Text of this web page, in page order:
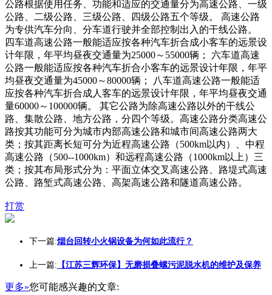
公路根据使用任务、功能和适应的交通量分为高速公路、一级
公路、二级公路、三级公路、四级公路五个等级。 高速公路
为专供汽车分向、分车道行驶并全部控制出入的干线公路。
四车道高速公路一般能适应按各种汽车折合成小客车的远景设
计年限，年平均昼夜交通量为25000～55000辆； 六车道高速
公路一般能适应按各种汽车折合小客车的远景设计年限，年平
均昼夜交通量为45000～80000辆； 八车道高速公路一般能适
应按各种汽车折合成人客车的远景设计年限，年平均昼夜交通
量60000～100000辆。 其它公路为除高速公路以外的干线公
路、集散公路、地方公路，分四个等级。高速公路分类高速公
路按其功能可分为城市内部高速公路和城市间高速公路两大
类；按其距离长短可分为近程高速公路（500km以内）、中程
高速公路（500--1000km）和远程高速公路（1000km以上）三
类；按其布局形式分为：平面立体交叉高速公路、路堤式高速
公路、路堑式高速公路、高架高速公路和隧道高速公路。
打赏
下一篇:烟台回转小火锅设备为何如此流行？
上一篇: 【江苏三辉环保】无磨损叠螺污泥脱水机的维护及保养
更多»您可能感兴趣的文章: